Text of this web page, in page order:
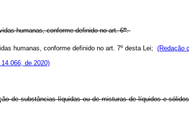
humanas, conforme definido no art. 6o.
humanas, conforme definido no art. 7º desta Lei; (Redação
de 2020)
de substâncias líquidas ou de misturas de líquidos e